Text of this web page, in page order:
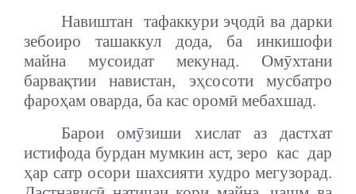
Навиштан тафаккури эҷодӣ ва дарки
зебоиро ташаккул дода, ба инкишофи
майна мусоидат мекунад. Омӯхтани
барвақтии навистан, эҳсосоти мусбатро
фароҳам оварда, ба кас оромӣ мебахшад.
Барои омӯзиши хислат аз дастхат
истифода бурдан мумкин аст, зеро кас дар
ҳар сатр осори шахсияти худро мегузорад.